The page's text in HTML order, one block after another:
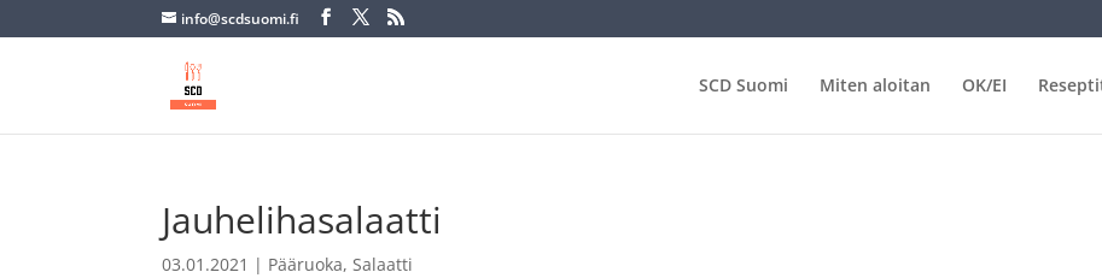
info@scdsuomi.fi
SCD Suomi Miten aloitan OK/EI
Jauhelihasalaatti
03.01.2021 | Pääruoka,Salaatti